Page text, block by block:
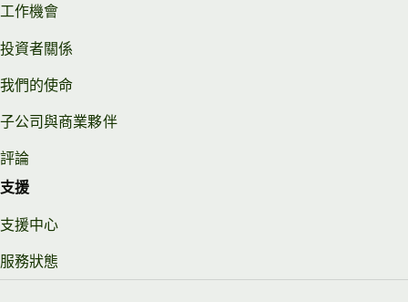
工作機會
投資者關係
我們的使命
子公司與商業夥伴
評論
支援
支援中心
服務狀態